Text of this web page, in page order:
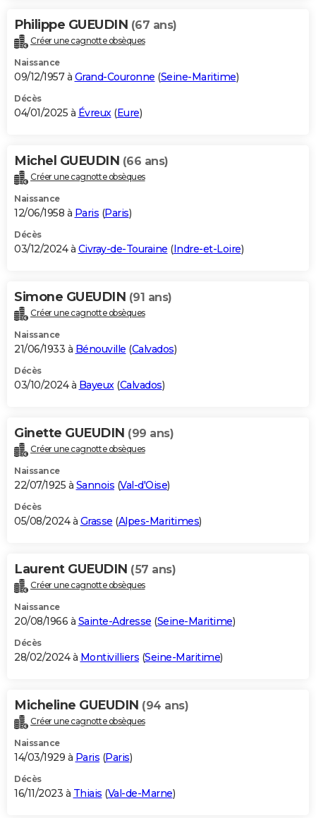
Philippe GUEUDIN (67 ans)
Créer une cagnotte obsèques
Naissance
09/12/1957 à Grand-Couronne (Seine-Maritime)
Décès
04/01/2025 à Évreux(Eure)
Michel GUEUDIN (66 ans)
Créer une cagnotte obsèques
Naissance
12/06/1958 à Paris (Paris)
Décès
03/12/2024 à Civray-de-Touraine (Indre-et-Loire)
Simone GUEUDIN (91 ans)
Créer une cagnotte obsèques
Naissance
21/06/1933 à Bénouville (Calvados)
Décès
03/10/2024 à Bayeux(Calvados)
Ginette GUEUDIN (99 ans)
Créer une cagnotte obsèques
Naissance
22/07/1925 à Sannois (Val-d'Oise)
Décès
05/08/2024 à Grasse (Alpes-Maritimes)
Laurent GUEUDIN (57 ans)
Créer une cagnotte obsèques
Naissance
20/08/1966 à Sainte-Adresse (Seine-Maritime)
Décès
28/02/2024 à Montivilliers (Seine-Maritime)
Micheline GUEUDIN (94 ans)
Créer une cagnotte obsèques
Naissance
14/03/1929 à Paris (Paris)
Décès
16/11/2023 à Thiais (Val-de-Marne)